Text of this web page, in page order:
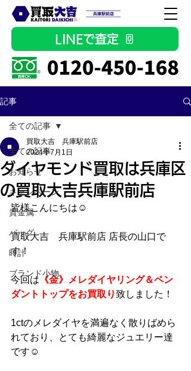
LINEで査定
記事
全ての記事
お知らせ
キャンペーン
貴金属
バッグ
時計
ブランド小物
全ての記事
ダイヤモンド買取は兵庫区
の買取大吉兵庫駅前店
買取大吉 兵庫駅前店
2024年7月1日
皆様こんにちは☺
買取大吉　兵庫駅前店 店長の山口で
す！
今回は 《金》メレダイヤリング＆ペン
ダントトップをお買取り致しました！
1ctのメレダイヤを満遍なく散りばめら
れており、とても綺麗なジュエリー達
です☺